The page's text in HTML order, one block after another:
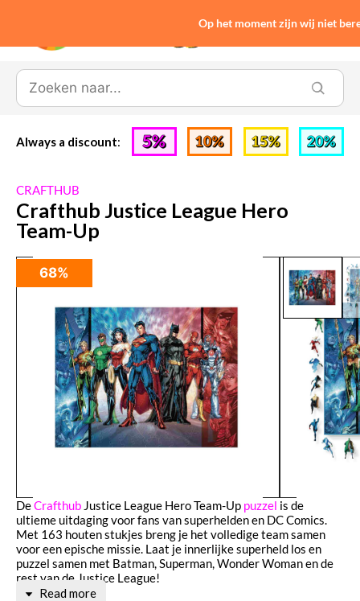
0
Always a discount:
DeCrafthub Justice League Hero Team-Up puzzel is de
ultieme uitdaging voor fans van superhelden en DC Comics.
Met 163 houten stukjes breng je het volledige team samen
voor een epische missie. Laat je innerlijke superheld los en
puzzel samen met Batman, Superman, Wonder Woman en de
rest van de Justice League!
Read more
CRAFTHUB
Crafthub Justice League Hero
Team-Up
68%
Op het moment zijn wij niet